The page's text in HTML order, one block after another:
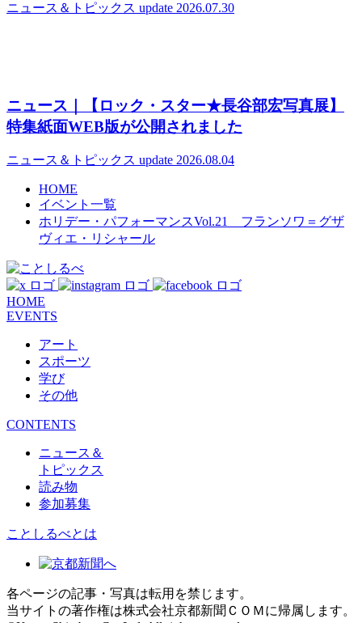
ニュース＆トピックス update 2026.07.30
ニュース｜【ロック・スター★長谷部宏写真展】
特集紙面WEB版が公開されました
ニュース＆トピックス update 2026.08.04
HOME
イベント一覧
ホリデー・パフォーマンスVol.21 フランソワ＝グザ
ヴィエ・リシャール
HOME
EVENTS
アート
スポーツ
学び
その他
CONTENTS
ニュース＆
トピックス
読み物
参加募集
ことしるべとは
各ページの記事・写真は転用を禁じます。
当サイトの著作権は株式会社京都新聞ＣＯＭに帰属します。